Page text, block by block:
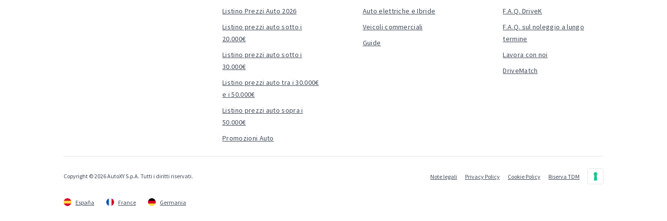
Listino Prezzi Auto 2026
Listino prezzi auto sotto i
20.000€
Listino prezzi auto sotto i
30.000€
Listino prezzi auto tra i 30.000€
e i 50.000€
Listino prezzi auto sopra i
50.000€
Promozioni Auto
Auto elettriche e Ibride
Veicoli commerciali
Guide
F.A.Q. DriveK
F.A.Q. sul noleggio a lungo
termine
Lavora con noi
DriveMatch
Copyright © 2026 AutoXY S.p.A. Tutti i diritti riservati. Note legali Privacy Policy Cookie Policy Riserva TDM
España France Germania